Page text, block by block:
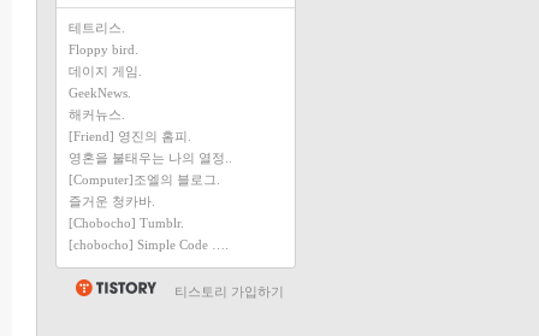
테트리스.
Floppy bird.
데이지 게임.
GeekNews.
해커뉴스.
[Friend] 영진의 홈피.
영혼을 불태우는 나의 열정..
[Computer]조엘의 블로그.
즐거운 청카바.
[Chobocho] Tumblr.
[chobocho] Simple Code ….
티스토리 가입하기